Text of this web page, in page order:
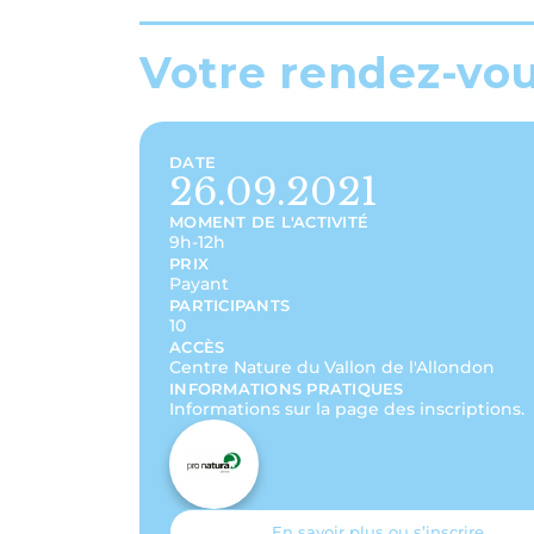
Votre rendez-
DATE
26.09.2021
MOMENT DE L'ACTIVITÉ
9h-12h
PRIX
Payant
PARTICIPANTS
10
ACCÈS
Centre Nature du Vallon de l'Allondon
INFORMATIONS PRATIQUES
Informations sur la page des inscriptions.